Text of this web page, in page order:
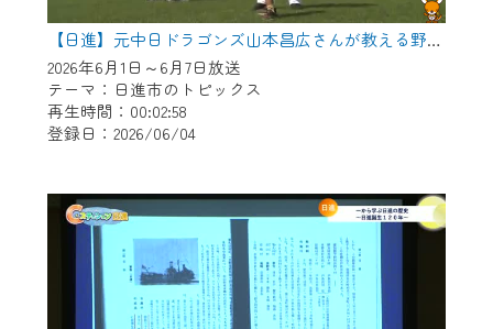
【日進】元中日ドラゴンズ山本昌広さんが教える野球教室
2026年6月1日～6月7日放送
テーマ：日進市のトピックス
再生時間：00:02:58
登録日：2026/06/04